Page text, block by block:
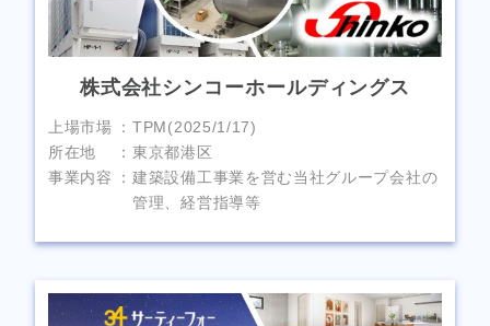
株式会社シンコーホールディングス
上場市場
TPM(2025/1/17)
所在地
東京都港区
事業内容
建築設備工事業を営む当社グループ会社の
管理、経営指導等